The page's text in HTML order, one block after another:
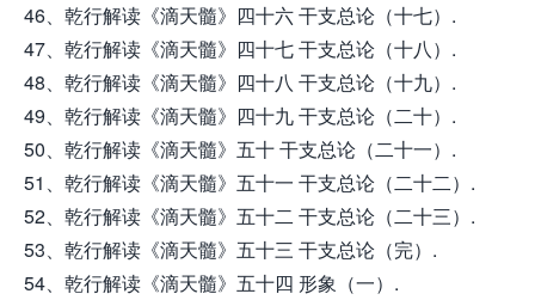
46、乾行解读《滴天髓》四十六 干支总论（十七）.
47、乾行解读《滴天髓》四十七 干支总论（十八）.
48、乾行解读《滴天髓》四十八 干支总论（十九）.
49、乾行解读《滴天髓》四十九 干支总论（二十）.
50、乾行解读《滴天髓》五十 干支总论（二十一）.
51、乾行解读《滴天髓》五十一 干支总论（二十二）.
52、乾行解读《滴天髓》五十二 干支总论（二十三）.
53、乾行解读《滴天髓》五十三 干支总论（完）.
54、乾行解读《滴天髓》五十四 形象（一）.